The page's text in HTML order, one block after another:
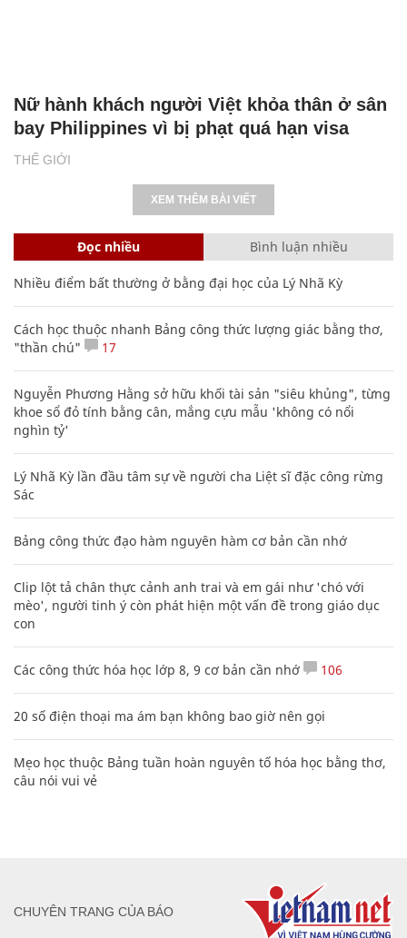
THẾ GIỚI
Nữ hành khách người Việt khỏa thân ở sân
bay Philippines vì bị phạt quá hạn visa
XEM THÊM BÀI VIẾT
Đọc nhiều Bình luận nhiều
Nhiều điểm bất thường ở bằng đại học của Lý Nhã Kỳ
Cách học thuộc nhanh Bảng công thức lượng giác bằng thơ,
"thần chú"
17
Nguyễn Phương Hằng sở hữu khối tài sản "siêu khủng", từng
khoe sổ đỏ tính bằng cân, mắng cựu mẫu 'không có nổi
nghìn tỷ'
Lý Nhã Kỳ lần đầu tâm sự về người cha Liệt sĩ đặc công rừng
Sác
Bảng công thức đạo hàm nguyên hàm cơ bản cần nhớ
Clip lột tả chân thực cảnh anh trai và em gái như 'chó với
mèo', người tinh ý còn phát hiện một vấn đề trong giáo dục
con
Các công thức hóa học lớp 8, 9 cơ bản cần nhớ 106
20 số điện thoại ma ám bạn không bao giờ nên gọi
Mẹo học thuộc Bảng tuần hoàn nguyên tố hóa học bằng thơ,
câu nói vui vẻ
CHUYÊN TRANG CỦA BÁO